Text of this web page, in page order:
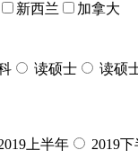
新西兰
加拿大
读硕士
读硕
上半年
2019